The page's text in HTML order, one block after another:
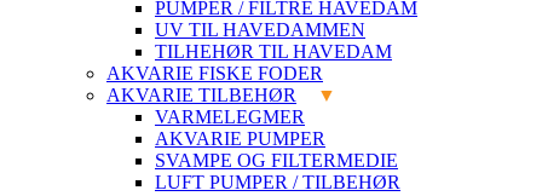
PUMPER / FILTRE HAVEDAM
UV TIL HAVEDAMMEN
TILHEHØR TIL HAVEDAM
AKVARIE FISKE FODER
AKVARIE TILBEHØR
VARMELEGMER
AKVARIE PUMPER
SVAMPE OG FILTERMEDIE
LUFT PUMPER / TILBEHØR